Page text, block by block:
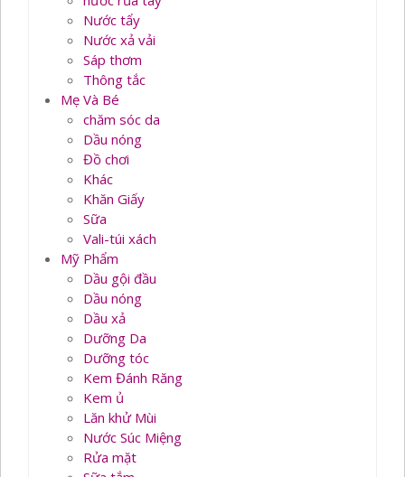
Nước tẩy
Nước xả vải
Sáp thơm
Thông tắc
Mẹ Và Bé
chăm sóc da
Dầu nóng
Đồ chơi
Khác
Khăn Giấy
Sữa
Vali-túi xách
Mỹ Phẩm
Dầu gội đầu
Dầu nóng
Dầu xả
Dưỡng Da
Dưỡng tóc
Kem Đánh Răng
Kem ủ
Lăn khử Mùi
Nước Súc Miệng
Rửa mặt